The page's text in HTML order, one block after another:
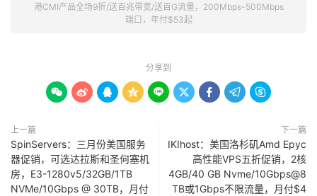
港CMI产品全场9折/送百兆带宽/送百G流量，200Mbps-500Mbps
端口，年付$53起
分享到
        
上一篇
SpinServers：三月份美国服务
器促销，可选达拉斯和圣何塞机
房，E3-1280v5/32GB/1TB
NVMe/10Gbps @ 30TB，月付
下一篇
IKIhost：美国洛杉矶Amd Epyc
高性能VPS五折促销，2核
4GB/40 GB Nvme/10Gbps@8
TB或1Gbps不限流量，月付$4